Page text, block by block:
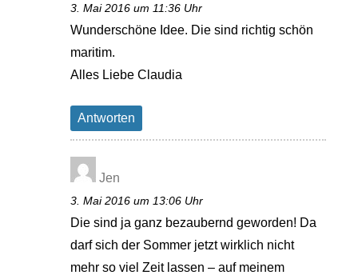
3. Mai 2016 um 11:36 Uhr
Wunderschöne Idee. Die sind richtig schön
maritim.
Alles Liebe Claudia
Antworten
Jen
3. Mai 2016 um 13:06 Uhr
Die sind ja ganz bezaubernd geworden! Da
darf sich der Sommer jetzt wirklich nicht
mehr so viel Zeit lassen – auf meinem